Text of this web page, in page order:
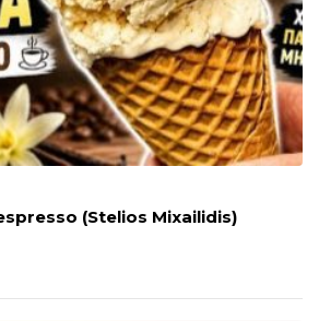
espresso (Stelios Mixailidis)